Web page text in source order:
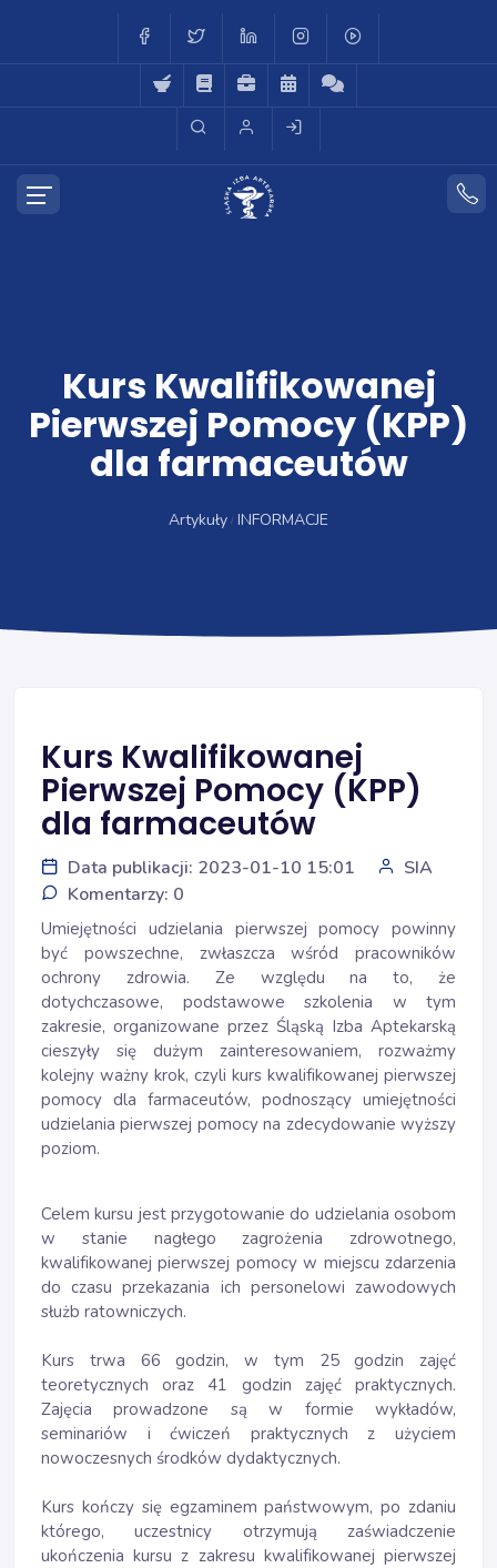
Kurs Kwalifikowanej
Pierwszej Pomocy (KPP)
dla farmaceutów
Artykuły INFORMACJE
Kurs Kwalifikowanej
Pierwszej Pomocy (KPP)
dla farmaceutów
Data publikacji: 2023-01-10 15:01
SIA
Komentarzy: 0
Umiejętności udzielania pierwszej pomocy powinny
być powszechne, zwłaszcza wśród pracowników
ochrony zdrowia. Ze względu na to, że
dotychczasowe, podstawowe szkolenia w tym
zakresie, organizowane przez Śląską Izba Aptekarską
cieszyły się dużym zainteresowaniem, rozważmy
kolejny ważny krok, czyli kurs kwalifikowanej pierwszej
pomocy dla farmaceutów, podnoszący umiejętności
udzielania pierwszej pomocy na zdecydowanie wyższy
poziom.
Celem kursu jest przygotowanie do udzielania osobom
w stanie nagłego zagrożenia zdrowotnego,
kwalifikowanej pierwszej pomocy w miejscu zdarzenia
do czasu przekazania ich personelowi zawodowych
służb ratowniczych.
Kurs trwa 66 godzin, w tym 25 godzin zajęć
teoretycznych oraz 41 godzin zajęć praktycznych.
Zajęcia prowadzone są w formie wykładów,
seminariów i ćwiczeń praktycznych z użyciem
nowoczesnych środków dydaktycznych.
Kurs kończy się egzaminem państwowym, po zdaniu
którego, uczestnicy otrzymują zaświadczenie
ukończenia kursu z zakresu kwalifikowanej pierwszej